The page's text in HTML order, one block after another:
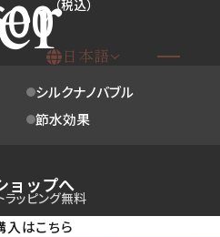
日本語
、
（税込）
シルクナノバブル
節水効果
入はこちら
ョップへ
ラッピング無料